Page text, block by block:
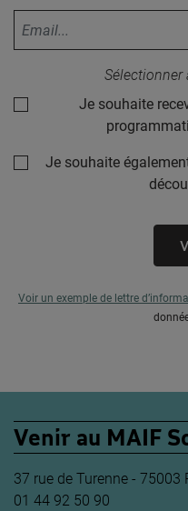
Je souhaite
Je souhaite
Voir un exemple de lettre
Venir au MAIF
37 rue de Turenne - 75003
01 44 92 50 90